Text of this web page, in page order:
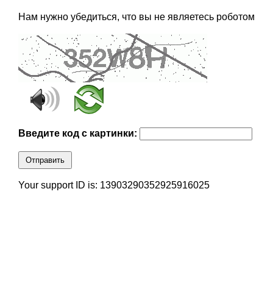
Нам нужно убедиться, что вы не являетесь роботом
Введите код с картинки:
Отправить
Your support ID is: 13903290352925916025